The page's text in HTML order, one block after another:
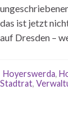
das ist jetzt
auf Dresden –
Hoyerswerda,
Stadtrat,